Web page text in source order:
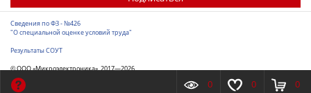
Сведения по ФЗ - №426
"О специальной оценке условий труда"
Результаты СОУТ
© ООО «Микроэлектроника», 2017—2026
Разработка сайта
0 0 0